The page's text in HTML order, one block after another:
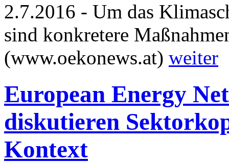
2.7.2016 - Um das
sind konkretere
(www.oekonews.at) weiter
European Energy
diskutieren
Kontext